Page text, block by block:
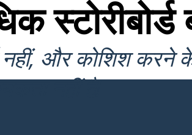
स्टोरीबोर्ड
और कोशिश करने
नहीं है!